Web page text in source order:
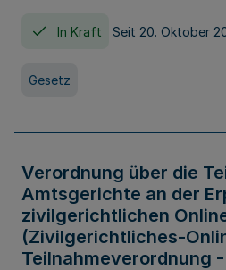
In Kraft Seit 20. Oktober
Gesetz
Verordnung über die
Amtsgerichte an der
zivilgerichtlichen
(Zivilgerichtliches-
Teilnahmeverordnung -